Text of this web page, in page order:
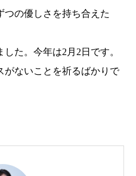
つの優しさを持ち合えた
た。今年は2月2日です。
がないことを祈るばかりで